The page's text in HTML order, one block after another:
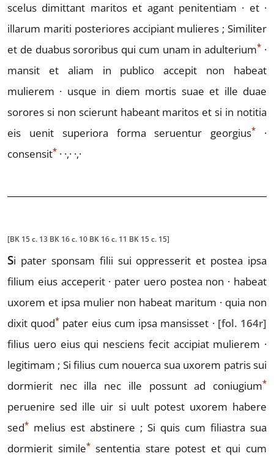
scelus dimittant maritos et agant penitentiam · et ·
illarum mariti posteriores accipiant mulieres ;Similiter
et de duabussororibus qui cum unam in adulterium* ·
mansit et aliam in publico accepit non habeat
mulierem · usque in diem mortis suae et ille duae
sorores si non scierunt habeant maritos et si in notitia
eis uenit superiora forma seruentur georgius*
·
consensit* · ·,· ·,·
[BK 15 c. 13 BK 16 c. 10 BK 16 c. 11 BK 15 c. 15]
Si pater sponsam filii sui oppresserit et postea ipsa
filium eius acceperit · pater uero postea non · habeat
uxorem et ipsa mulier non habeat maritum · quia non
dixit quod* pater eius cum ipsa mansisset · [fol. 164r]
filius uero eius qui nesciens fecit accipiat mulierem ·
legitimam ; Si filius cum nouerca sua uxorem patrissui
dormierit nec illa nec ille possunt ad coniugium*
peruenire sed ille uir si uult potest uxorem habere
sed* melius est abstinere ; Si quis cum filiastra sua
dormierit simile*sententia stare potest et qui cum